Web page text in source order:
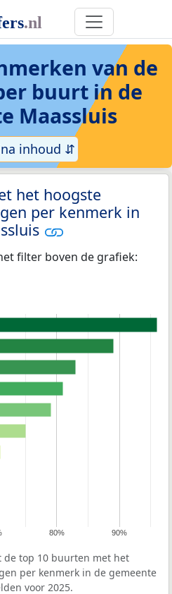
van de
buurt in de
Maassluis
inhoud ⇵
het hoogste
per kenmerk in
filter boven de grafiek:
80% 90%
de top 10 buurten met het
per kenmerk in de gemeente
voor 2025.